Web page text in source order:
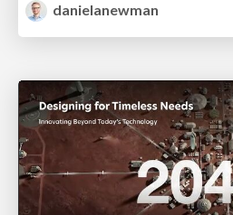
danielanewman